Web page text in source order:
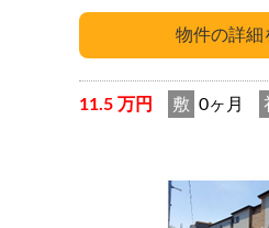
11.5 万円 敷 0ヶ月